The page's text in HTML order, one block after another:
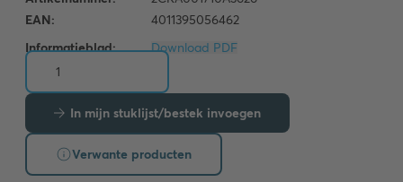
Informatieblad: Download PDF
In mijn stuklijst/bestek invoegen
Verwante producten